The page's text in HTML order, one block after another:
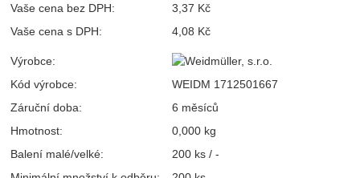
Vaše cena bez DPH:
3,37 Kč
Vaše cena s DPH:
4,08 Kč
Výrobce:
Kód výrobce:
WEIDM 1712501667
Záruční doba:
6 měsíců
Hmotnost:
0,000 kg
Balení malé/velké:
200 ks / -